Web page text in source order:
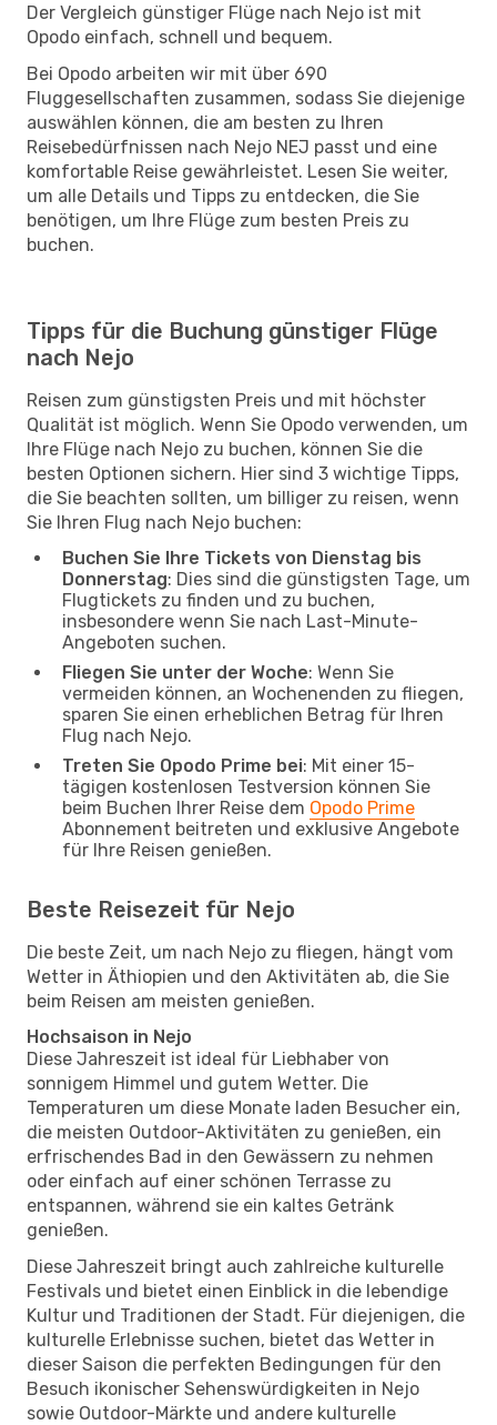
Der Vergleich günstiger Flüge nach Nejo ist mit
Opodo einfach, schnell und bequem.
Bei Opodo arbeiten wir mit über 690
Fluggesellschaften zusammen, sodass Sie diejenige
auswählen können, die am besten zu Ihren
Reisebedürfnissen nach Nejo NEJ passt und eine
komfortable Reise gewährleistet. Lesen Sie weiter,
um alle Details und Tipps zu entdecken, die Sie
benötigen, um Ihre Flüge zum besten Preis zu
buchen.
Tipps für die Buchung günstiger Flüge
nach Nejo
Reisen zum günstigsten Preis und mit höchster
Qualität ist möglich. Wenn Sie Opodo verwenden, um
Ihre Flüge nach Nejo zu buchen, können Sie die
besten Optionen sichern. Hier sind 3 wichtige Tipps,
die Sie beachten sollten, um billiger zu reisen, wenn
Sie Ihren Flug nach Nejo buchen:
Buchen Sie Ihre Tickets von Dienstag bis
Donnerstag: Dies sind die günstigsten Tage, um
Flugtickets zu finden und zu buchen,
insbesondere wenn Sie nach Last-Minute-
Angeboten suchen.
Fliegen Sie unter der Woche: Wenn Sie
vermeiden können, an Wochenenden zu fliegen,
sparen Sie einen erheblichen Betrag für Ihren
Flug nach Nejo.
Treten Sie Opodo Prime bei: Mit einer 15-
tägigen kostenlosen Testversion können Sie
beim Buchen Ihrer Reise dem Opodo Prime
Abonnement beitreten und exklusive Angebote
für Ihre Reisen genießen.
Beste Reisezeit für Nejo
Die beste Zeit, um nach Nejo zu fliegen, hängt vom
Wetter in Äthiopien und den Aktivitäten ab, die Sie
beim Reisen am meisten genießen.
Hochsaison in Nejo
Diese Jahreszeit ist ideal für Liebhaber von
sonnigem Himmel und gutem Wetter. Die
Temperaturen um diese Monate laden Besucher ein,
die meisten Outdoor-Aktivitäten zu genießen, ein
erfrischendes Bad in den Gewässern zu nehmen
oder einfach auf einer schönen Terrasse zu
entspannen, während sie ein kaltes Getränk
genießen.
Diese Jahreszeit bringt auch zahlreiche kulturelle
Festivals und bietet einen Einblick in die lebendige
Kultur und Traditionen der Stadt. Für diejenigen, die
kulturelle Erlebnisse suchen, bietet das Wetter in
dieser Saison die perfekten Bedingungen für den
Besuch ikonischer Sehenswürdigkeiten in Nejo
sowie Outdoor-Märkte und andere kulturelle